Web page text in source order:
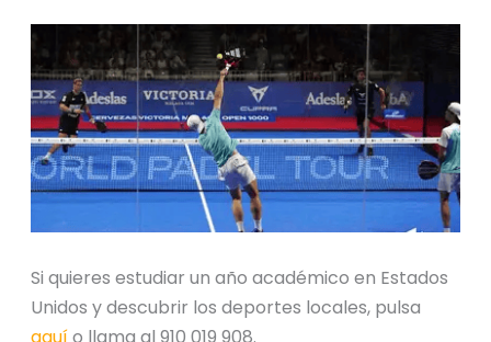
Si quieres estudiar un año académico en Estados
Unidos y descubrir los deportes locales, pulsa